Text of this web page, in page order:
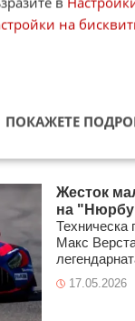
Жесток
на
Техническа
Макс
17.05.2026
на
ПОКАЖЕТЕ